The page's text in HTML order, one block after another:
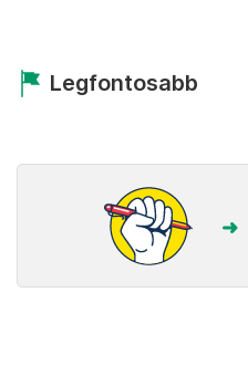
Legfontosabb